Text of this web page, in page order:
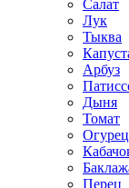
Салат
Лук
Тыква
Арбуз
Дыня
Томат
Огурец
Перец